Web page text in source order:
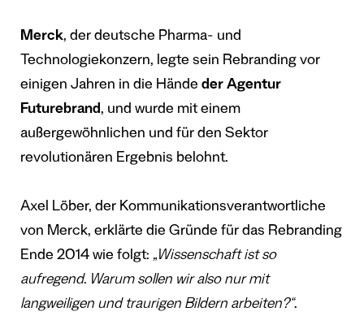
Merck, der deutsche Pharma- und
Technologiekonzern, legte sein Rebranding vor
einigen Jahren in die Hände der Agentur
Futurebrand, und wurde mit einem
außergewöhnlichen und für den Sektor
revolutionären Ergebnis belohnt.
Axel Löber, der Kommunikationsverantwortliche
von Merck, erklärte die Gründe für das Rebranding
Ende 2014 wie folgt: „Wissenschaft ist so
aufregend. Warum sollen wir also nur mit
langweiligen und traurigen Bildern arbeiten?“.